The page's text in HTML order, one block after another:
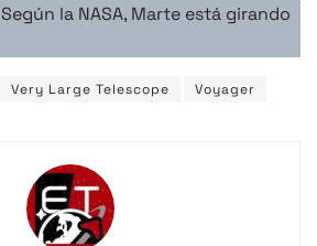
Según la NASA, Marte está girando
Very Large Telescope Voyager